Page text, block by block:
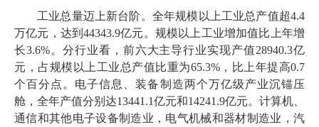
工业总量迈上新台阶。全年规模以上工业总产值超4.4
万亿元，达到44343.9亿元。规模以上工业增加值比上年增
长3.6%。分行业看，前六大主导行业实现产值28940.3亿
元，占规模以上工业总产值比重为65.3%，比上年提高0.7
个百分点。电子信息、装备制造两个万亿级产业沉锚压
舱，全年产值分别达13441 .1亿元和14241 .9亿元。计算机、
通信和其他电子设备制造业，电气机械和器材制造业，汽